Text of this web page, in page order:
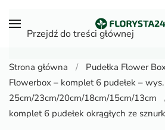
Przejdź do treści głównej
Strona główna Pudełka Flower
Flowerbox – komplet 6 pudełek – wys.
25cm/23cm/20cm/18cm/15cm/13cm
komplet 6 pudełek okrągłych ze